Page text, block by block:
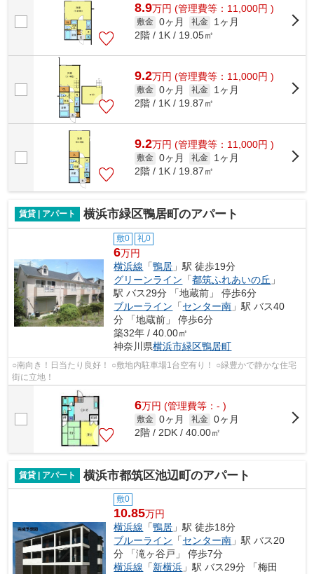
8.9万円 (管理費等：11,000円 )
敷金 0ヶ月 礼金
1ヶ月
2階 / 1K / 19.05㎡
9.2万円 (管理費等：11,000円 )
敷金 0ヶ月 礼金
1ヶ月
2階 / 1K / 19.87㎡
9.2万円 (管理費等：11,000円 )
敷金 0ヶ月 礼金
1ヶ月
2階 / 1K / 19.87㎡
賃貸 | アパート 横浜市緑区鴨居町のアパート
敷0 礼0
6万円
横浜線 「鴨居 」駅 徒歩19分
グリーンライン 「都筑ふれあいの丘 」
駅 バス29分 「地蔵前」 停歩6分
ブルーライン 「センター南 」駅 バス40
分 「地蔵前」 停歩6分
築32年 / 40.00㎡
神奈川県横浜市緑区鴨居町
○南向き！日当たり良好！ ○敷地内駐車場1台空有り！ ○緑豊かで静かな住宅
街に立地！
6万円 (管理費等：- )
敷金 0ヶ月 礼金 0ヶ月
2階 / 2DK / 40.00㎡
賃貸 | アパート 横浜市都筑区池辺町のアパート
敷0
10.85万円
横浜線 「鴨居 」駅 徒歩18分
ブルーライン 「センター南 」駅 バス20
分 「滝ヶ谷戸」 停歩7分
横浜線 「新横浜 」駅 バス29分 「梅田